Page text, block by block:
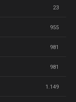
23
955
981
981
1.149